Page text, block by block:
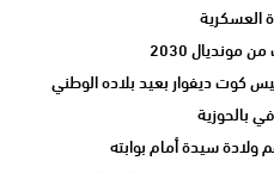
العسكرية
2030
كوت ديفوار بعيد بلاده الوطني
بالحوزية
سيدة أمام بوابته